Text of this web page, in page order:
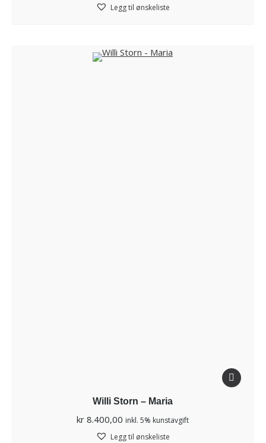
Legg til ønskeliste
Willi Storn – Maria
kr 8.400,00 inkl. 5% kunstavgift
Legg til ønskeliste